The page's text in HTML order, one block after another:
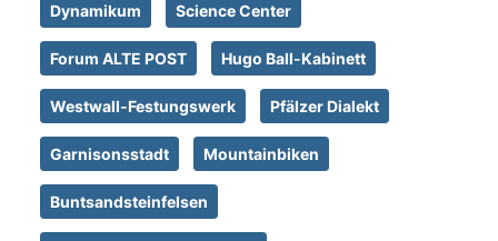
Dynamikum Science Center
Forum ALTE POST Hugo Ball-Kabinett
Westwall-Festungswerk Pfälzer Dialekt
Garnisonsstadt Mountainbiken
Buntsandsteinfelsen